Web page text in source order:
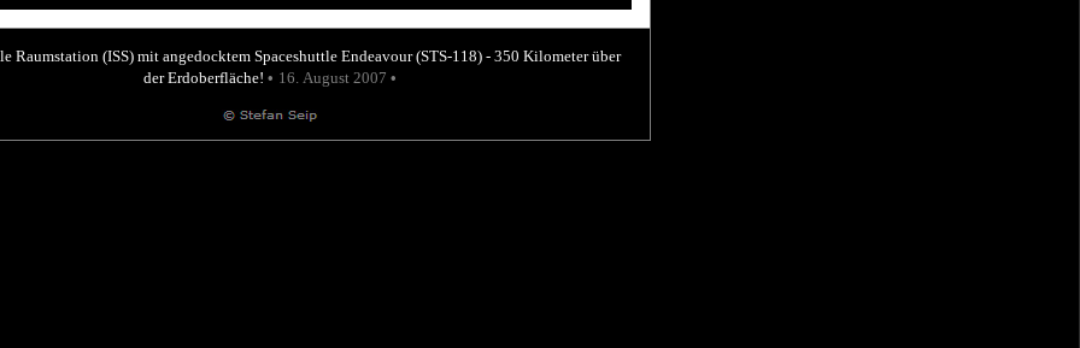
Raumstation (ISS) mit angedocktem Spaceshuttle Endeavour (STS-118) - 350 Kilometer über
der Erdoberfläche! • 16. August 2007 •